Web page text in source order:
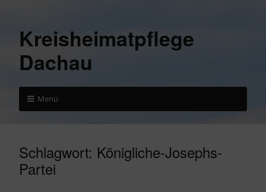
Kreisheimatpflege
Dachau
Menü
Schlagwort: Königliche-Josephs-
Partei